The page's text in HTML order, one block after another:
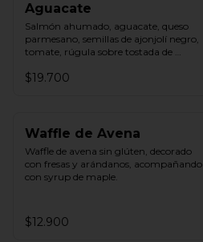
Aguacate
Salmón ahumado, aguacate, queso
parmesano, semillas de ajonjolí negro,
tomate, rúgula sobre tostada de
$19.700
Waffle de Avena
Waffle de avena sin glúten, decorado
con fresas y arándanos, acompañando
con syrup de maple.
$12.900